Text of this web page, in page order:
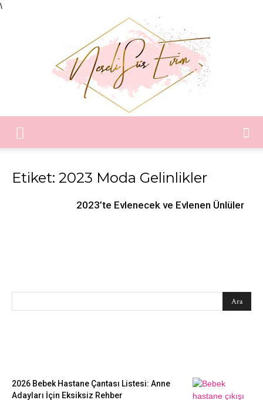
\
Etiket: 2023 Moda Gelinlikler
2023’te Evlenecek ve Evlenen Ünlüler
2026 Bebek Hastane Çantası Listesi: Anne
Adayları İçin Eksiksiz Rehber